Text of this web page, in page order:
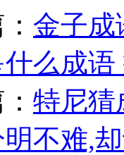
金子成
么成
特尼猜
不难,